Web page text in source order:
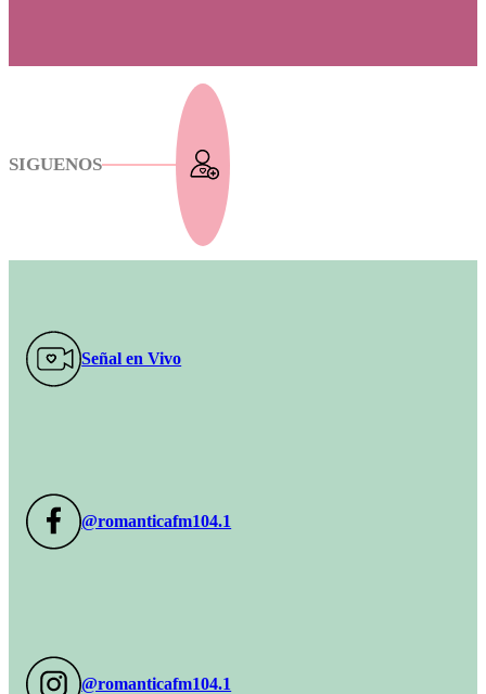
SIGUENOS
Señal en Vivo
@romanticafm104.1
@romanticafm104.1